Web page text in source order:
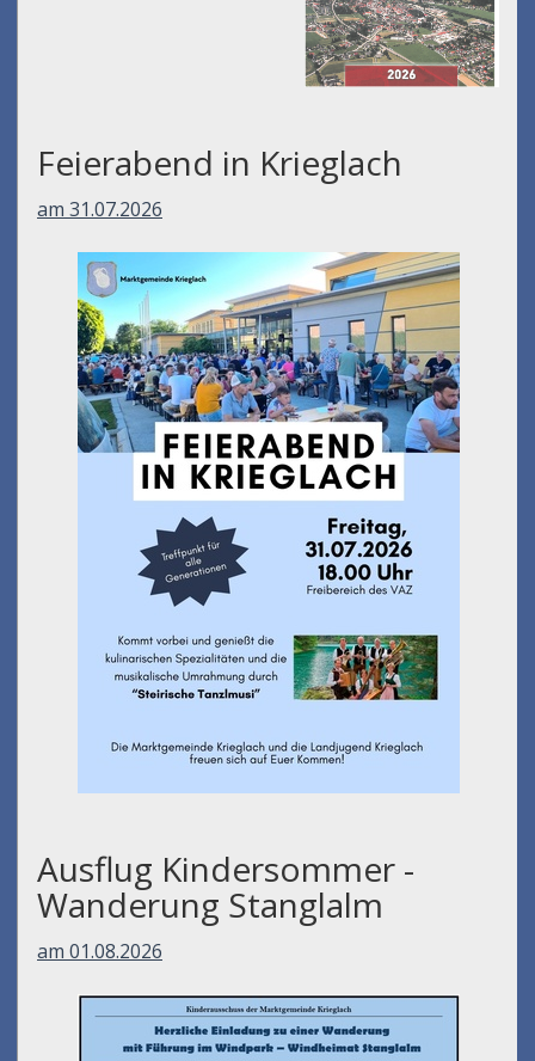
Feierabend in Krieglach
am 31.07.2026
Ausflug Kindersommer -
Wanderung Stanglalm
am 01.08.2026